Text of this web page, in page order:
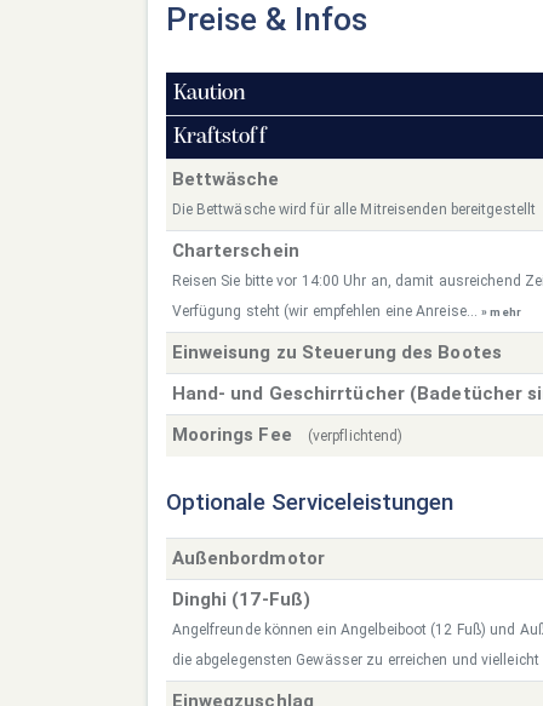
Preise & Infos
Kaution
Kraftstoff
Bettwäsche
Die Bettwäsche wird für alle Mitreisenden bereitgestellt
Charterschein
Reisen Sie bitte vor 14:00 Uhr an, damit ausreichend
Verfügung steht (wir empfehlen eine Anreise...» mehr
Einweisung zu Steuerung des Bootes
Hand- und Geschirrtücher (Badetücher
Moorings Fee
(verpflichtend)
Optionale Serviceleistungen
Außenbordmotor
Dinghi (17-Fuß)
Angelfreunde können ein Angelbeiboot (12 Fuß) und
die abgelegensten Gewässer zu erreichen und vielleicht
Einwegzuschlag